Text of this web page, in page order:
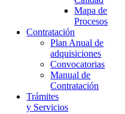
Mapa de
Procesos
Contratación
Plan Anual de
adquisiciones
Convocatorias
Manual de
Contratación
Trámites
y Servicios